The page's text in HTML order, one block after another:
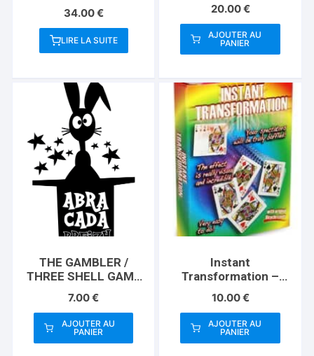
34.00€
LIRE LA SUITE
20.00€
AJOUTER AU
PANIER
THE GAMBLER /
THREE SHELL GAME
(Gimmicks and
Instructions) by
Apprentice Magic –
Trick
7.00€
AJOUTER AU
PANIER
Instant
Transformation –
Standard
10.00€
AJOUTER AU
PANIER